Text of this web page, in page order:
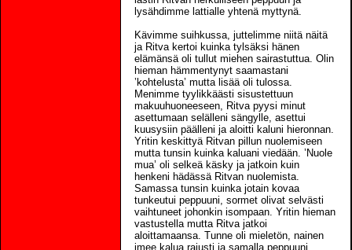
lysähdimme lattialle yhtenä myttynä.
Kävimme suihkussa, juttelimme niitä näitä
ja Ritva kertoi kuinka tylsäksi hänen
elämänsä oli tullut miehen sairastuttua. Olin
hieman hämmentynyt saamastani
’kohtelusta’ mutta lisää oli tulossa.
Menimme tyylikkäästi sisustettuun
makuuhuoneeseen, Ritva pyysi minut
asettumaan selälleni sängylle, asettui
kuusysiin päälleni ja aloitti kaluni hieronnan.
Yritin keskittyä Ritvan pillun nuolemiseen
mutta tunsin kuinka kaluani viedään. ’Nuole
mua’ oli selkeä käsky ja jatkoin kuin
henkeni hädässä Ritvan nuolemista.
Samassa tunsin kuinka jotain kovaa
tunkeutui peppuuni, sormet olivat selvästi
vaihtuneet johonkin isompaan. Yritin hieman
vastustella mutta Ritva jatkoi
aloittamaansa. Tunne oli mieletön, nainen
imee kalua rajusti ja samalla peppuuni